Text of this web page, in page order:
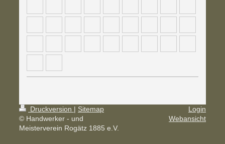
Druckversion | Sitemap
© Handwerker - und
Meisterverein Rogätz 1885 e.V.
Login
Webansicht